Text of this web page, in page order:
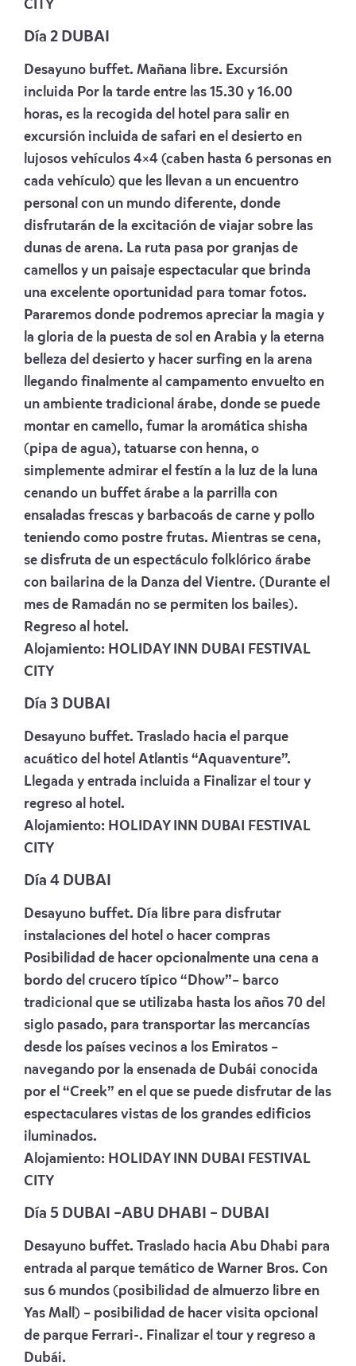
CITY
Día 2 DUBAI
Desayuno buffet. Mañana libre. Excursión
incluida Por la tarde entre las 15.30 y 16.00
horas, es la recogida del hotel para salir en
excursión incluida de safari en el desierto en
lujosos vehículos 4×4 (caben hasta 6 personas en
cada vehículo) que les llevan a un encuentro
personal con un mundo diferente, donde
disfrutarán de la excitación de viajar sobre las
dunas de arena. La ruta pasa por granjas de
camellos y un paisaje espectacular que brinda
una excelente oportunidad para tomar fotos.
Pararemos donde podremos apreciar la magia y
la gloria de la puesta de sol en Arabia y la eterna
belleza del desierto y hacer surfing en la arena
llegando finalmente al campamento envuelto en
un ambiente tradicional árabe, donde se puede
montar en camello, fumar la aromática shisha
(pipa de agua), tatuarse con henna, o
simplemente admirar el festín a la luz de la luna
cenando un buffet árabe a la parrilla con
ensaladas frescas y barbacoás de carne y pollo
teniendo como postre frutas. Mientras se cena,
se disfruta de un espectáculo folklórico árabe
con bailarina de la Danza del Vientre. (Durante el
mes de Ramadán no se permiten los bailes).
Regreso al hotel.
Alojamiento: HOLIDAY INN DUBAI FESTIVAL
CITY
Día 3 DUBAI
Desayuno buffet. Traslado hacia el parque
acuático del hotel Atlantis “Aquaventure”.
Llegada y entrada incluida a Finalizar el tour y
regreso al hotel.
Alojamiento: HOLIDAY INN DUBAI FESTIVAL
CITY
Día 4 DUBAI
Desayuno buffet. Día libre para disfrutar
instalaciones del hotel o hacer compras
Posibilidad de hacer opcionalmente una cena a
bordo del crucero típico “Dhow”– barco
tradicional que se utilizaba hasta los años 70 del
siglo pasado, para transportar las mercancías
desde los países vecinos a los Emiratos –
navegando por la ensenada de Dubái conocida
por el “Creek” en el que se puede disfrutar de las
espectaculares vistas de los grandes edificios
iluminados.
Alojamiento: HOLIDAY INN DUBAI FESTIVAL
CITY
Día 5 DUBAI –ABU DHABI – DUBAI
Desayuno buffet. Traslado hacia Abu Dhabi para
entrada al parque temático de Warner Bros. Con
sus 6 mundos (posibilidad de almuerzo libre en
Yas Mall) – posibilidad de hacer visita opcional
de parque Ferrari-. Finalizar el tour y regreso a
Dubái.